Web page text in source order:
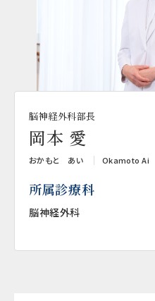
脳神経外科部長
岡本 愛
おかもと あい Okamoto Ai
所属診療科
脳神経外科